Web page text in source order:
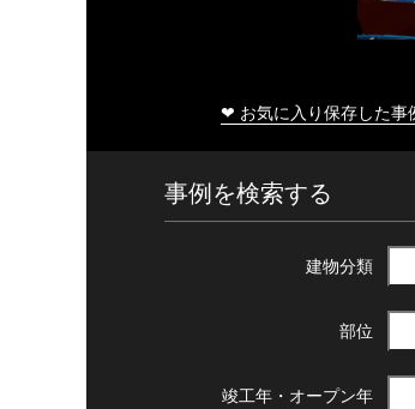
❤ お気に入り保存した事
事例を検索する
建物分類
部位
竣工年・ オープン年